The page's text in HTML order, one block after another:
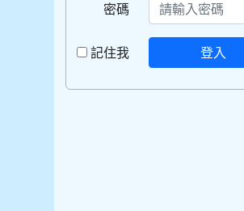
密碼
記住我 登入